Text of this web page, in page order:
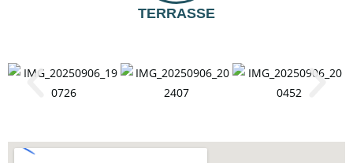
TERRASSE